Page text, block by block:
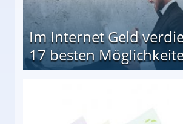
Im Internet Geld
17 besten